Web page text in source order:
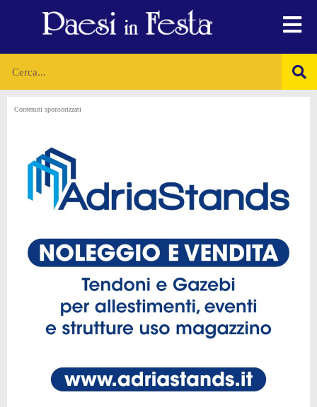
Contenuti sponsorizzati